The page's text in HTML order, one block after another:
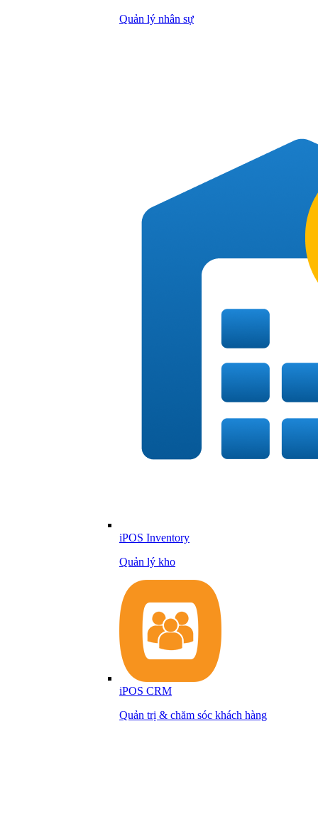
Quản lý nhân sự
iPOS Inventory
Quản lý kho
iPOS CRM
Quản trị & chăm sóc khách hàng